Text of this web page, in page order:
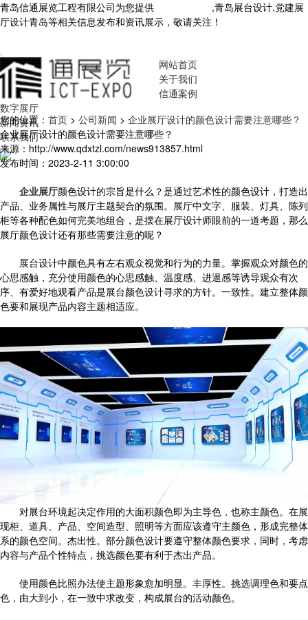
青岛信通展览工程有限公司为您提供
,青岛展台设计,党建展
厅设计青岛等相关信息发布和资讯展示，敬请关注！
网站首页
关于我们
信通案例
数字展厅
新闻资讯
联系我们
您的位置： 首页 > 公司新闻 > 企业展厅设计的颜色设计需要注意哪些？
企业展厅设计的颜色设计需要注意哪些？
来源：http://www.qdxtzl.com/news913857.html
发布时间：2023-2-11 3:00:00
企业展厅颜色设计的宗旨是什么？是通过艺术性的颜色设计，打造出
产品、 业务属性与展厅主题契合的氛围。展厅中文字、服装、灯具、陈列
柜等各种配色如何完美地组合，是摆在展厅设计师眼前的一道考题，那么
展厅颜色设计还有那些需要注意的呢？
展台设计中颜色具有左右观众视觉和行为的力量。掌握观众对颜色的
心思感触，充分使用颜色的心思感触、温度感、进退感等诱导观众有次
序、有爱好地观看产品是展台颜色设计寻求的方针。一致性。建立整体颜
色要和展现产品内容主题相适应。
对展台环境起决定作用的大面积颜色即为主导色，也称主颜色。在展
现柜、道具、产品、空间造型、照明等方面应该遵守主颜色，形成完整体
系的颜色空间。杰出性。部分颜色设计要遵守整体颜色要求，同时，考虑
内容与产品个性特点，挑选颜色要有利于杰出产品。
使用颜色比照办法使主题形象愈加明显。丰厚性。挑选调理色和要点
色，由大到小，在一致中求改变，构成展台的活动颜色。